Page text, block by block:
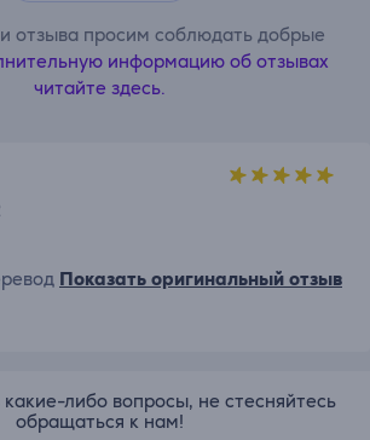
отзыва просим соблюдать добрые
информацию об отзывах
читайте здесь.
Показать оригинальный отзыв
какие-либо вопросы, не стесняйтесь
обращаться к нам!